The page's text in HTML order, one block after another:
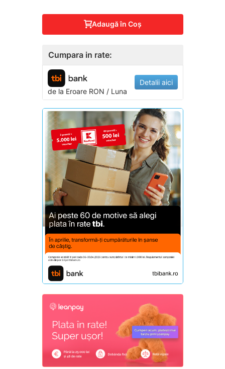
Adaugă în Coş
Cumpara in rate:
de la EroareRON / Luna
Detalii aici